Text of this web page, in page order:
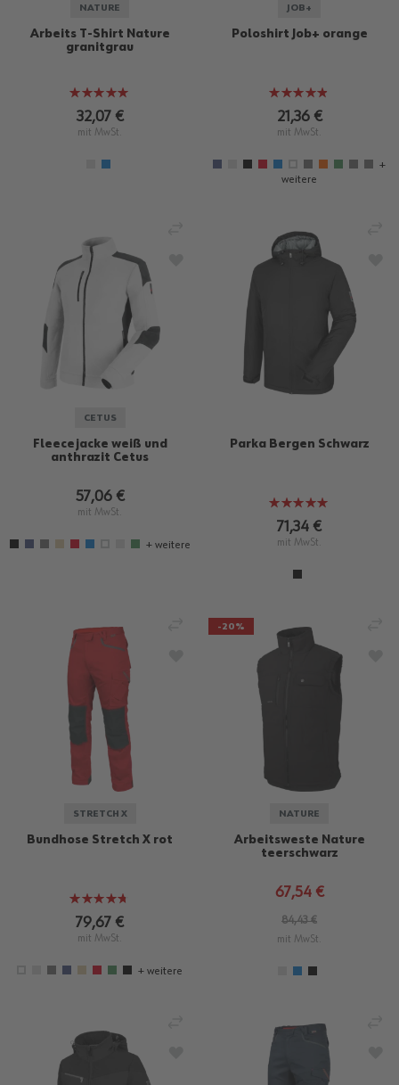
NATURE
Arbeits T-Shirt Nature
granitgrau
Bewertung:
100%
32,07 €
mit MwSt.
JOB+
Poloshirt Job+ orange
Bewertung:
95%
21,36 €
mit MwSt.
+
weitere
CETUS
Fleecejacke weiß und
anthrazit Cetus
57,06 €
mit MwSt.
+ weitere
ZUR WUNSCHLISTE HINZUFÜGEN
Parka Bergen Schwarz
Bewertung:
100%
71,34 €
mit MwSt.
STRETCH X
Bundhose Stretch X rot
Bewertung:
93%
79,67 €
mit MwSt.
+ weitere
ZUR WUNSCHLISTE HINZUFÜGEN
VERGLEICHEN
-20%
NATURE
Arbeitsweste Nature
teerschwarz
67,54 €
84,43 €
mit MwSt.
ZUR WUNSCHLISTE HINZUFÜGEN